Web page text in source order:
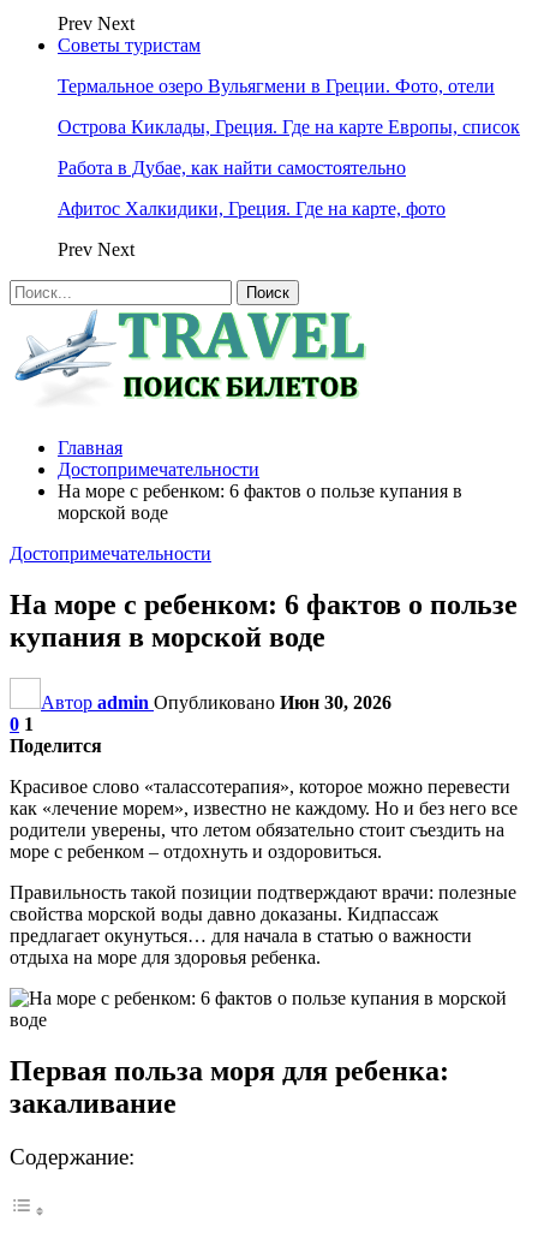
Prev Next
Советы туристам
Термальное озеро Вульягмени в Греции. Фото, отели
Острова Киклады, Греция. Где на карте Европы, список
Работа в Дубае, как найти самостоятельно
Афитос Халкидики, Греция. Где на карте, фото
Prev Next
Главная
Достопримечательности
На море с ребенком: 6 фактов о пользе купания в
морской воде
Достопримечательности
На море с ребенком: 6 фактов о пользе
купания в морской воде
Автор admin Опубликовано Июн 30, 2026
0 1
Поделится
Красивое слово «талассотерапия», которое можно перевести
как «лечение морем», известно не каждому. Но и без него все
родители уверены, что летом обязательно стоит съездить на
море с ребенком – отдохнуть и оздоровиться.
Правильность такой позиции подтверждают врачи: полезные
свойства морской воды давно доказаны. Кидпассаж
предлагает окунуться… для начала в статью о важности
отдыха на море для здоровья ребенка.
Первая польза моря для ребенка:
закаливание
Содержание: